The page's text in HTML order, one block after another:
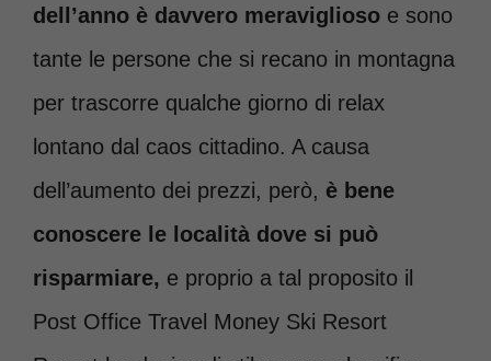
dell’anno è davvero meraviglioso e sono
tante le persone che si recano in montagna
per trascorre qualche giorno di relax
lontano dal caos cittadino. A causa
dell’aumento dei prezzi, però, è bene
conoscere le località dove si può
risparmiare, e proprio a tal proposito il
Post Office Travel Money Ski Resort